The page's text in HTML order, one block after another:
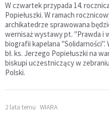
W czwartek przypada 14.
Popiełuszki. W ramach
archikatedrze sprawowana
wernisaż wystawy pt. "Prawda i
biografii kapelana
bł. ks. Jerzego Popiełuszki na
biskupi uczestniczący w
Polski.
2 lata temu WIARA